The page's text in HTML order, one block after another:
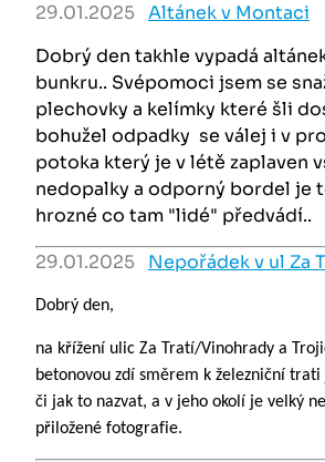
29.01.2025 Altánek v Montaci
Dobrý den takhle vypadá
bunkru.. Svépomoci jsem se
plechovky a kelímky které šli
bohužel odpadky se válej i v
potoka který je v létě zaplaven
nedopalky a odporný bordel je
hrozné co tam "lidé" předvádí..
29.01.2025 Nepořádek v ul Za
Dobrý den,
na křížení ulic Za Tratí/Vinohrady a
betonovou zdí směrem k železniční trati
či jak to nazvat, a v jeho okolí je velký
přiložené fotografie.